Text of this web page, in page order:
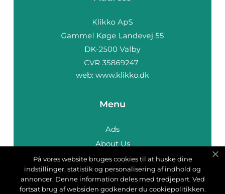
web: www.klikko.dk
Menu
Ads
About Us
Cookies
Contact
Sitemap
På vores website bruges cookies til at huske dine
indstillinger, statistik og personalisering af indhold og
annoncer. Denne information deles med tredjepart. Ved
fortsat brug af websiden godkender du cookiepolitikken.